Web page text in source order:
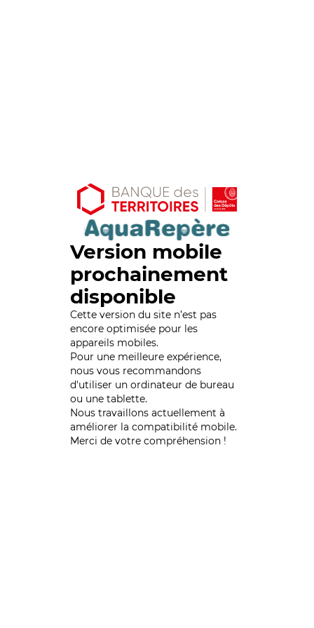
Version mobile
prochainement
disponible
Cette version du site n’est pas
encore optimisée pour les
appareils mobiles.
Pour une meilleure expérience,
nous vous recommandons
d'utiliser un ordinateur de bureau
ou une tablette.
Nous travaillons actuellement à
améliorer la compatibilité mobile.
Merci de votre compréhension !